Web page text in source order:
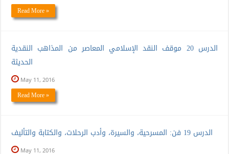
Read More »
الدرس 20 موقف النقد الإسلامي المعاصر من المذاهب النقدية
الحديثة
May 11, 2016
Read More »
الدرس 19 فن: المسرحية، والسيرة، وأدب الرحلات، والكتابة والتأليف
May 11, 2016